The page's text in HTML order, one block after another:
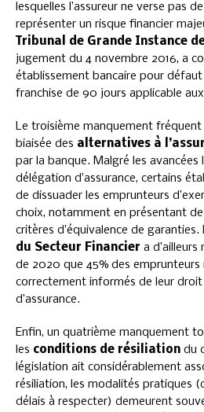
lesquelles l’assureur ne verse pas
représenter un risque financier
Tribunal de Grande Instance
jugement du 4 novembre 2016, a
établissement bancaire pour défaut
franchise de 90 jours applicable
Le troisième manquement
biaisée des alternatives à
par la banque. Malgré les
délégation d’assurance, certains
de dissuader les emprunteurs
choix, notamment en présentant
critères d’équivalence de garanties.
du Secteur Financier a
de 2020 que 45% des emprunteurs
correctement informés de leur
d’assurance.
Enfin, un quatrième manquement
les conditions de résiliation du
législation ait considérablement
résiliation, les modalités pratiques
délais à respecter) demeurent